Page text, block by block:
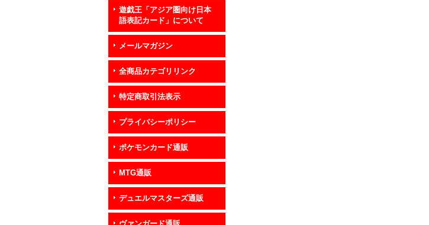
遊戯王「アジア圏向け日本
語表記カード」について
メールマガジン
全商品カテゴリリンク
特定商取引法表示
プライバシーポリシー
ポケモンカード通販
MTG通販
デュエルマスターズ通販